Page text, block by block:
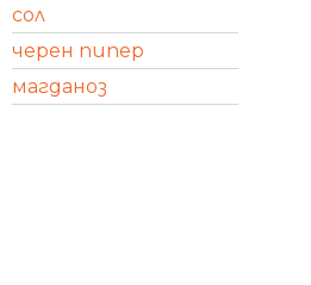
сол
черен пипер
магданоз